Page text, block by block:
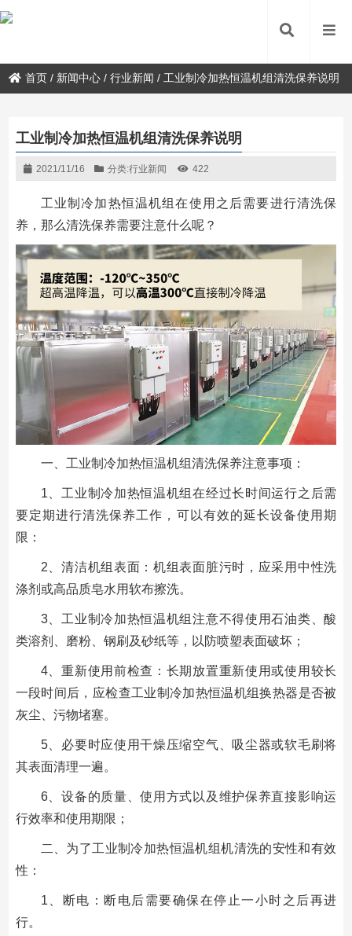
首页 / 新闻中心 /行业新闻 / 工业制冷加热恒温机组清洗保养说明
工业制冷加热恒温机组清洗保养说明
2021/11/16 分类:行业新闻 422
工业制冷加热恒温机组在使用之后需要进行清洗保
养，那么清洗保养需要注意什么呢？
一、工业制冷加热恒温机组清洗保养注意事项：
1、工业制冷加热恒温机组在经过长时间运行之后需
要定期进行清洗保养工作，可以有效的延长设备使用期
限：
2、清洁机组表面：机组表面脏污时，应采用中性洗
涤剂或高品质皂水用软布擦洗。
3、工业制冷加热恒温机组注意不得使用石油类、酸
类溶剂、磨粉、钢刷及砂纸等，以防喷塑表面破坏；
4、重新使用前检查：长期放置重新使用或使用较长
一段时间后，应检查工业制冷加热恒温机组换热器是否被
灰尘、污物堵塞。
5、必要时应使用干燥压缩空气、吸尘器或软毛刷将
其表面清理一遍。
6、设备的质量、使用方式以及维护保养直接影响运
行效率和使用期限；
二、为了工业制冷加热恒温机组机清洗的安性和有效
性：
1、断电：断电后需要确保在停止一小时之后再进
行。